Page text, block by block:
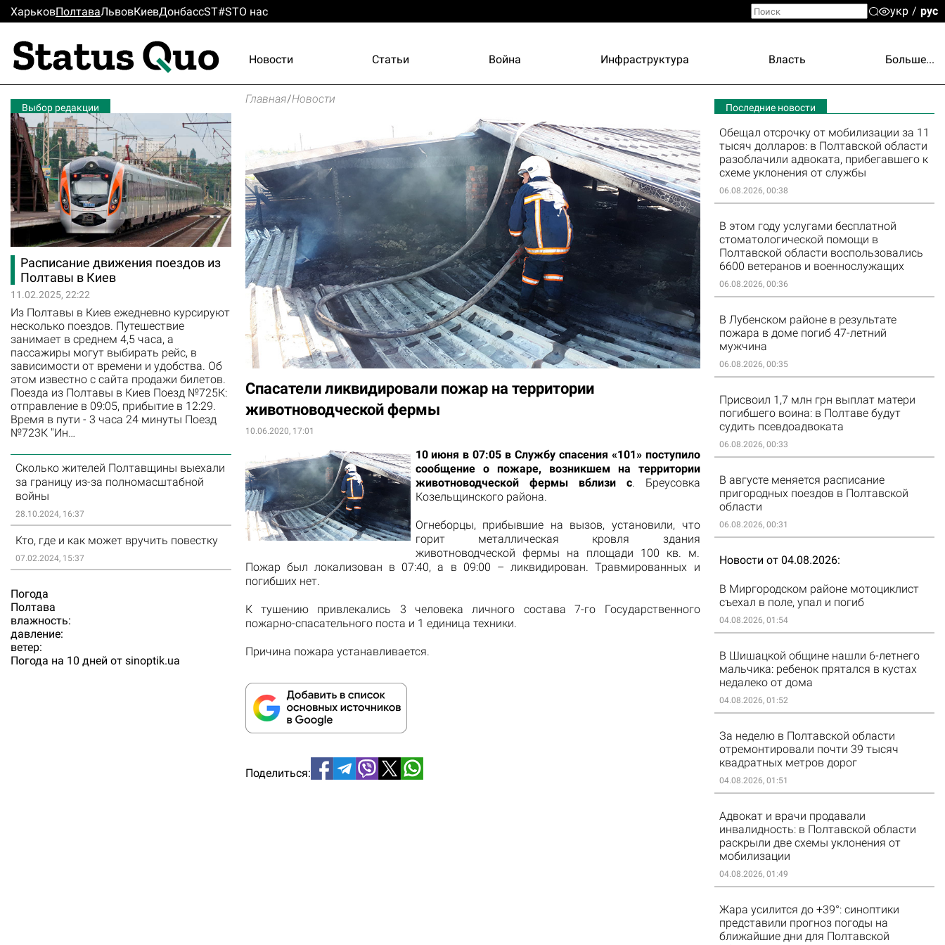
ХарьковПолтаваЛьвовКиевДонбассST#STО нас укр рус
Новости Статьи Война Инфраструктура Власть Больше...
Выбор редакции
Расписание движения поездов из
Полтавы в Киев
11.02.2025, 22:22
Из Полтавы в Киев ежедневно курсируют
несколько поездов. Путешествие
занимает в среднем 4,5 часа, а
пассажиры могут выбирать рейс, в
зависимости от времени и удобства. Об
этом известно с сайта продажи билетов.
Поезда из Полтавы в Киев Поезд №725К:
отправление в 09:05, прибытие в 12:29.
Время в пути - 3 часа 24 минуты Поезд
№723К "Ин…
Сколько жителей Полтавщины выехали
за границу из-за полномасштабной
войны
28.10.2024, 16:37
Кто, где и как может вручить повестку
07.02.2024, 15:37
Погода
Полтава
влажность:
давление:
ветер:
Погода на 10 дней от sinoptik.ua
Главная/Новости
Спасатели ликвидировали пожар на территории
животноводческой фермы
10.06.2020, 17:01
10 июня в 07:05 в Службу спасения «101» поступило
сообщение о пожаре, возникшем на территории
животноводческой фермы вблизи с. Бреусовка
Козельщинского района.
Огнеборцы, прибывшие на вызов, установили, что
горит металлическая кровля здания
животноводческой фермы на площади 100 кв. м.
Пожар был локализован в 07:40, а в 09:00 – ликвидирован. Травмированных и
погибших нет.
К тушению привлекались 3 человека личного состава 7-го Государственного
пожарно-спасательного поста и 1 единица техники.
Причина пожара устанавливается.
Поделиться:
Последние новости
Обещал отсрочку от мобилизации за 11
тысяч долларов: в Полтавской области
разоблачили адвоката, прибегавшего к
схеме уклонения от службы
06.08.2026, 00:38
В этом году услугами бесплатной
стоматологической помощи в
Полтавской области воспользовались
6600 ветеранов и военнослужащих
06.08.2026, 00:36
В Лубенском районе в результате
пожара в доме погиб 47-летний
мужчина
06.08.2026, 00:35
Присвоил 1,7 млн грн выплат матери
погибшего воина: в Полтаве будут
судить псевдоадвоката
06.08.2026, 00:33
В августе меняется расписание
пригородных поездов в Полтавской
области
06.08.2026, 00:31
Новости от 04.08.2026
В Миргородском районе мотоциклист
съехал в поле, упал и погиб
04.08.2026, 01:54
В Шишацкой общине нашли 6-летнего
мальчика: ребенок прятался в кустах
недалеко от дома
04.08.2026, 01:52
За неделю в Полтавской области
отремонтировали почти 39 тысяч
квадратных метров дорог
04.08.2026, 01:51
Адвокат и врачи продавали
инвалидность: в Полтавской области
раскрыли две схемы уклонения от
мобилизации
04.08.2026, 01:49
Жара усилится до +39°: синоптики
представили прогноз погоды на
ближайшие дни для Полтавской